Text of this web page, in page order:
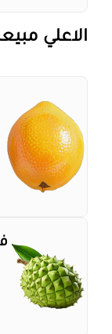
الاعلي